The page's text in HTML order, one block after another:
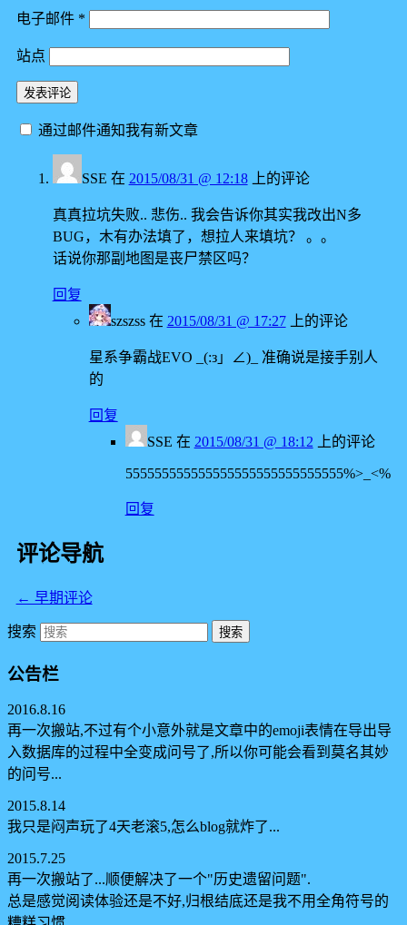
电子邮件 *
站点
通过邮件通知我有新文章
SSE 在 2015/08/31 @ 12:18上的评论
真真拉坑失败.. 悲伤.. 我会告诉你其实我改出N多
BUG，木有办法填了，想拉人来填坑？ 。。
话说你那副地图是丧尸禁区吗？
回复
szszss在 2015/08/31 @ 17:27上的评论
星系争霸战EVO _(:з」∠)_ 准确说是接手别人
的
回复
SSE 在 2015/08/31 @ 18:12 上的评论
555555555555555555555555555555%>_<%
回复
评论导航
← 早期评论
搜索
公告栏
2016.8.16
再一次搬站,不过有个小意外就是文章中的emoji表情在导出导
入数据库的过程中全变成问号了,所以你可能会看到莫名其妙
的问号...
2015.8.14
我只是闷声玩了4天老滚5,怎么blog就炸了...
2015.7.25
再一次搬站了...顺便解决了一个"历史遗留问题".
总是感觉阅读体验还是不好,归根结底还是我不用全角符号的